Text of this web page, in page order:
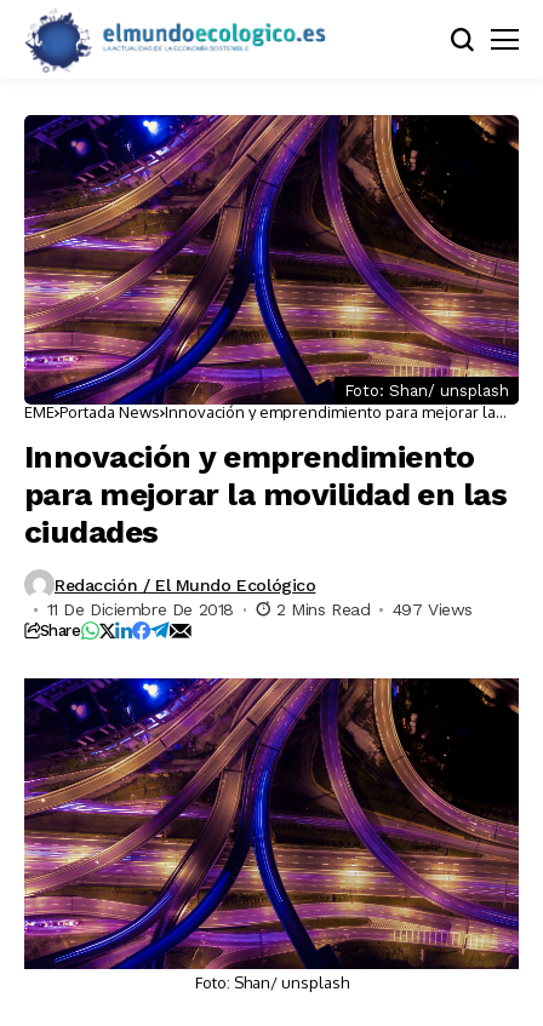
Foto: Shan/ unsplash
EME Portada News Innovación y emprendimiento para mejorar la
Innovación y emprendimiento
para mejorar la movilidad en las
ciudades
Redacción / El Mundo Ecológico
11 De Diciembre De 2018
2 Mins Read 497 Views
Share
Foto: Shan/ unsplash